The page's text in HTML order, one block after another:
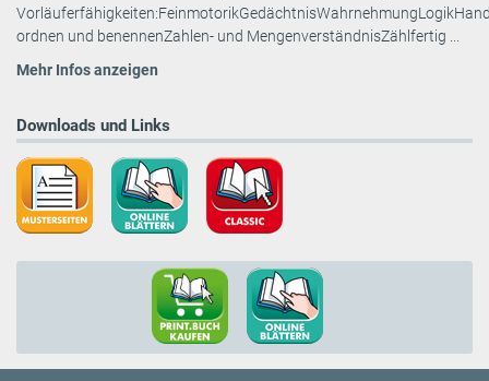
ordnen und benennenZahlen- und MengenverständnisZählfertig ...
Mehr Infos anzeigen
Downloads und Links